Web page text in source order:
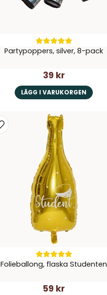
Partypoppers, silver, 8-pack
39 kr
LÄGG I VARUKORGEN
Folieballong, flaska Studenten
59 kr